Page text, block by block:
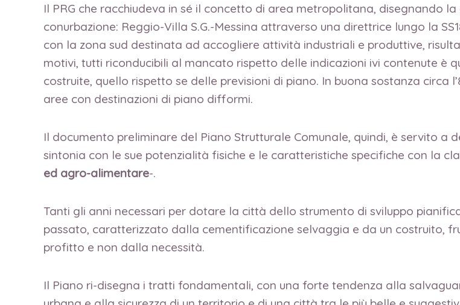
Il PRG che racchiudeva in sé il concetto di area metropolitana, disegnando
conurbazione: Reggio-Villa S.G.-Messina attraverso una direttrice lungo la
con la zona sud destinata ad accogliere attività industriali e produttive,
motivi, tutti riconducibili al mancato rispetto delle indicazioni ivi contenute è
costruite, quello rispetto se delle previsioni di piano. In buona sostanza circa
aree con destinazioni di piano difformi.
Il documento preliminare del Piano Strutturale Comunale, quindi, è servito
sintonia con le sue potenzialità fisiche e le caratteristiche specifiche con la
ed agro-alimentare-.
Tanti gli anni necessari per dotare la città dello strumento di sviluppo
passato, caratterizzato dalla cementificazione selvaggia e da un costruito,
profitto e non dalla necessità.
Il Piano ri-disegna i tratti fondamentali, con una forte tendenza alla